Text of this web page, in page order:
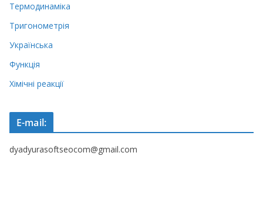
Термодинаміка
Тригонометрія
Українська
Функція
Хімічні реакції
E-mail:
dyadyurasoftseocom@gmail.com